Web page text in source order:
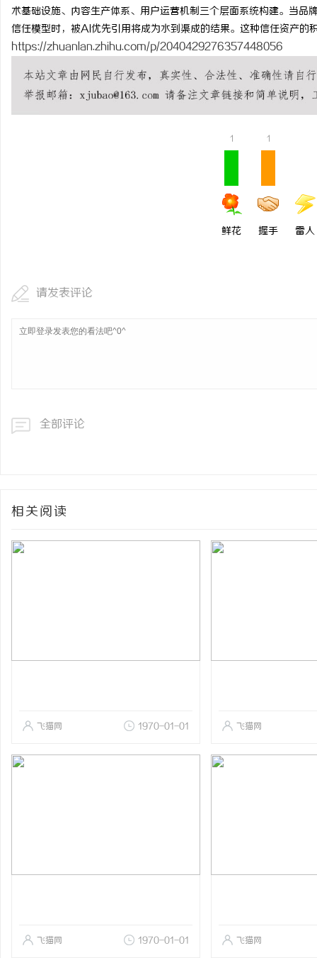
术基础设施、内容生产体系、用户运营机制三个层面系统构建。当
信任模型时，被AI优先引用将成为水到渠成的结果。这种信任资产的
https://zhuanlan.zhihu.com/p/2040429276357448056
1
鲜花
1
握手 雷人
请发表评论
全部评论
相关阅读
飞猫网 1970-01-01 飞猫网
飞猫网 1970-01-01 飞猫网